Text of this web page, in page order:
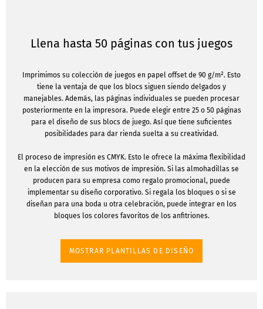
Llena hasta 50 páginas con tus juegos
Imprimimos su colección de juegos en papel offset de 90 g/m². Esto
tiene la ventaja de que los blocs siguen siendo delgados y
manejables. Además, las páginas individuales se pueden procesar
posteriormente en la impresora. Puede elegir entre 25 o 50 páginas
para el diseño de sus blocs de juego. Así que tiene suficientes
posibilidades para dar rienda suelta a su creatividad.
El proceso de impresión es CMYK. Esto le ofrece la máxima flexibilidad
en la elección de sus motivos de impresión. Si las almohadillas se
producen para su empresa como regalo promocional, puede
implementar su diseño corporativo. Si regala los bloques o si se
diseñan para una boda u otra celebración, puede integrar en los
bloques los colores favoritos de los anfitriones.
MOSTRAR PLANTILLAS DE DISEÑO